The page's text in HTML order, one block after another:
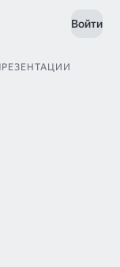
Войти